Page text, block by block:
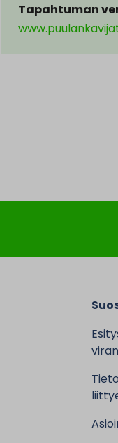
Tapahtuman